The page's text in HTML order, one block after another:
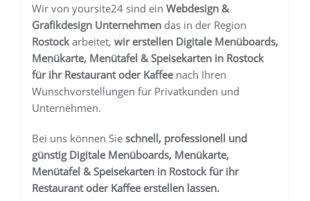
Wir von yoursite24 sind ein Webdesign &
Grafikdesign Unternehmen das in der Region
Rostock arbeitet, wir erstellen Digitale Menüboards,
Menükarte, Menütafel & Speisekarten in Rostock
für ihr Restaurant oder Kaffeenach Ihren
Wunschvorstellungen für Privatkunden und
Unternehmen.
Bei uns können Sie schnell, professionell und
günstig Digitale Menüboards, Menükarte,
Menütafel & Speisekarten in Rostock für ihr
Restaurant oder Kaffee erstellen lassen.